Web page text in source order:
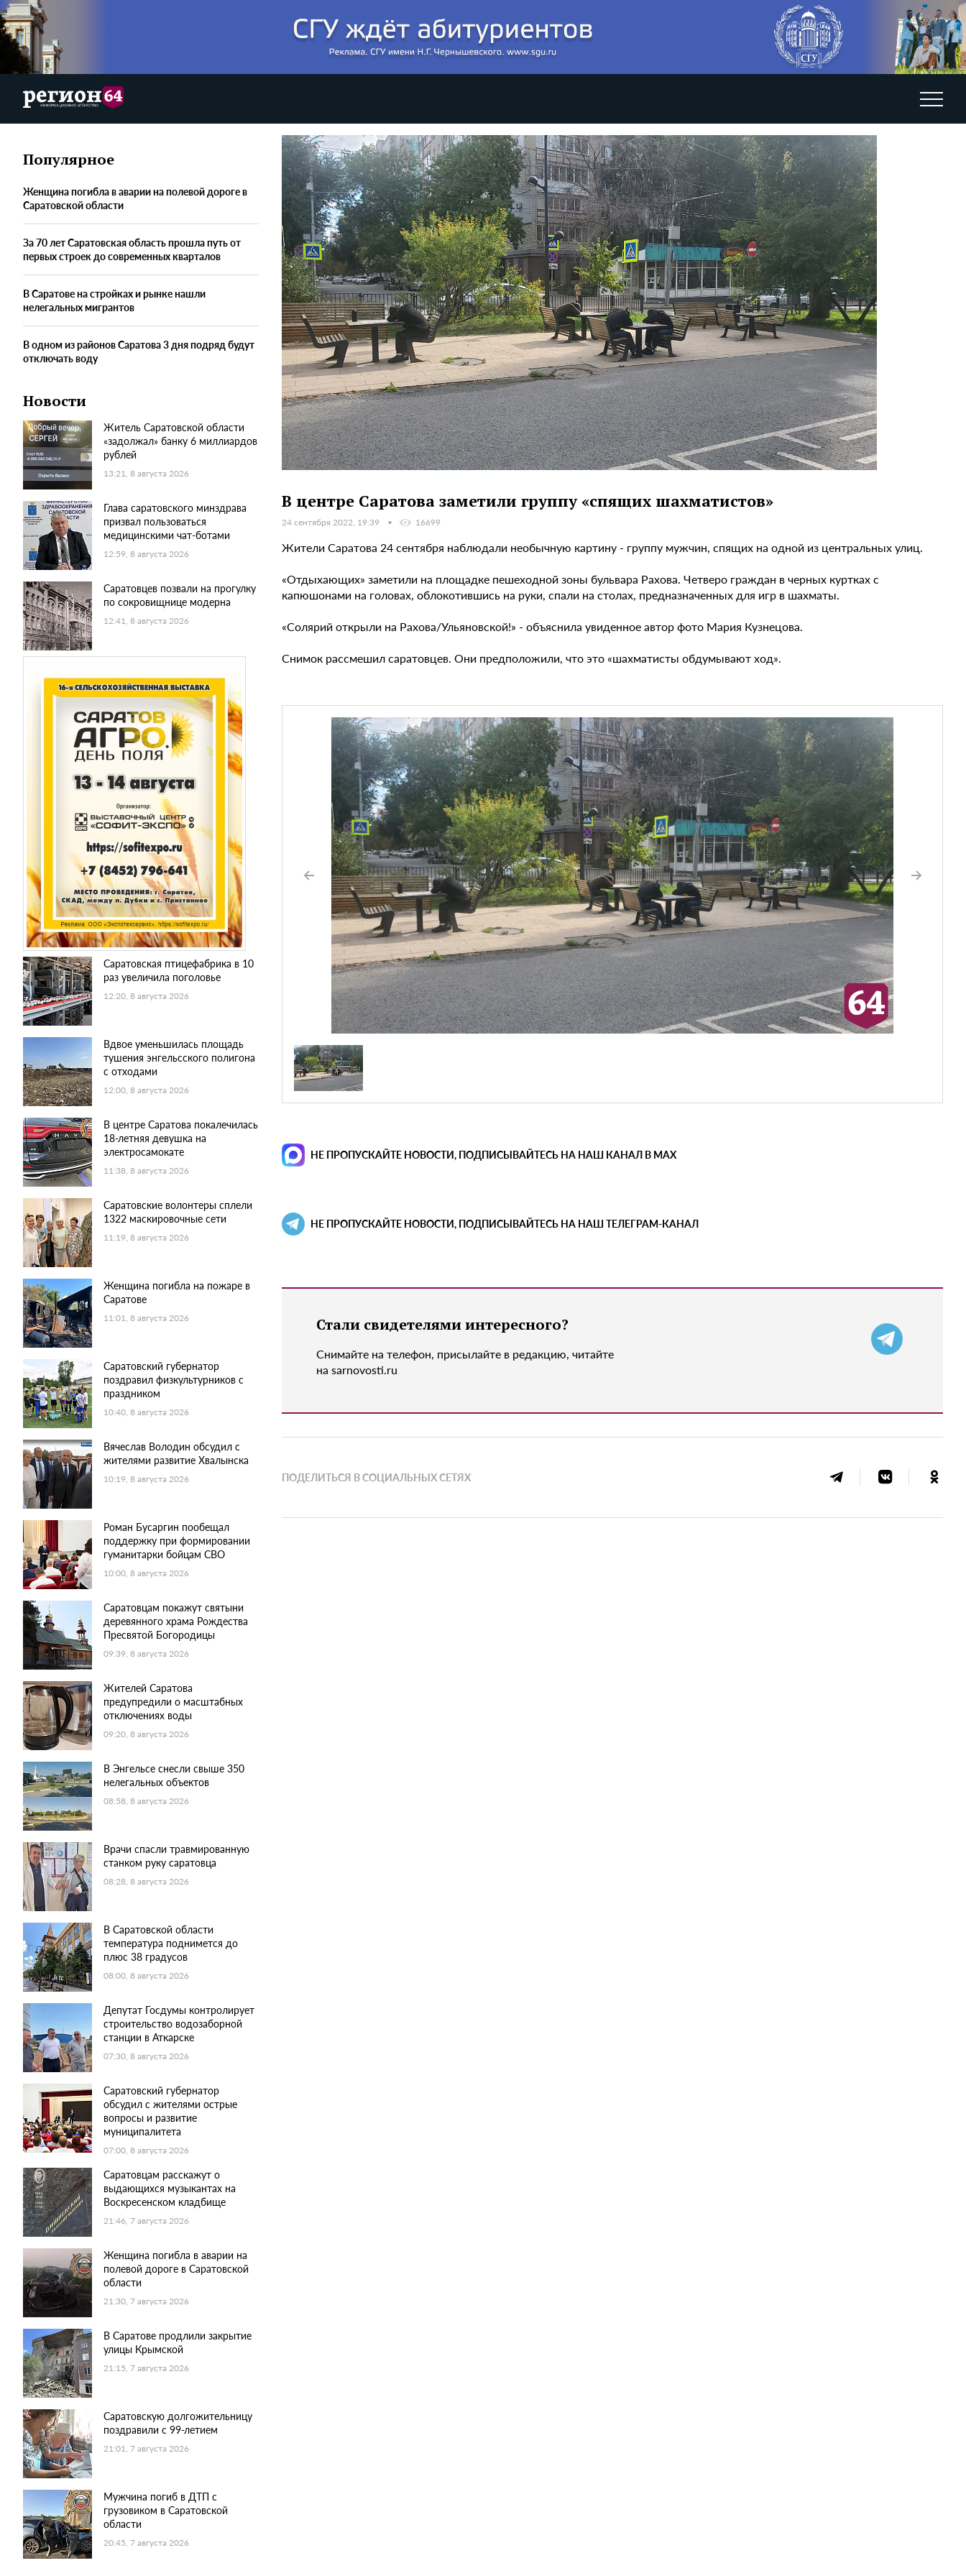
Популярное
Женщина погибла в аварии на полевой дороге в
Саратовской области
За 70 лет Саратовская область прошла путь от
первых строек до современных кварталов
В Саратове на стройках и рынке нашли
нелегальных мигрантов
В одном из районов Саратова 3 дня подряд будут
отключать воду
Новости
Житель Саратовской области
«задолжал» банку 6 миллиардов
рублей
13:21, 8 августа 2026
Глава саратовского минздрава
призвал пользоваться
медицинскими чат-ботами
12:59, 8 августа 2026
Саратовцев позвали на прогулку
по сокровищнице модерна
12:41, 8 августа 2026
Саратовская птицефабрика в 10
раз увеличила поголовье
12:20, 8 августа 2026
Вдвое уменьшилась площадь
тушения энгельсского полигона
с отходами
12:00, 8 августа 2026
В центре Саратова покалечилась
18-летняя девушка на
электросамокате
11:38, 8 августа 2026
Саратовские волонтеры сплели
1322 маскировочные сети
11:19, 8 августа 2026
Женщина погибла на пожаре в
Саратове
11:01, 8 августа 2026
Саратовский губернатор
поздравил физкультурников с
праздником
10:40, 8 августа 2026
Вячеслав Володин обсудил с
жителями развитие Хвалынска
10:19, 8 августа 2026
Роман Бусаргин пообещал
поддержку при формировании
гуманитарки бойцам СВО
10:00, 8 августа 2026
Саратовцам покажут святыни
деревянного храма Рождества
Пресвятой Богородицы
09:39, 8 августа 2026
Жителей Саратова
предупредили о масштабных
отключениях воды
09:20, 8 августа 2026
В Энгельсе снесли свыше 350
нелегальных объектов
08:58, 8 августа 2026
Врачи спасли травмированную
станком руку саратовца
08:28, 8 августа 2026
В Саратовской области
температура поднимется до
плюс 38 градусов
08:00, 8 августа 2026
Депутат Госдумы контролирует
строительство водозаборной
станции в Аткарске
07:30, 8 августа 2026
Саратовский губернатор
обсудил с жителями острые
вопросы и развитие
муниципалитета
07:00, 8 августа 2026
Саратовцам расскажут о
выдающихся музыкантах на
Воскресенском кладбище
21:46, 7 августа 2026
Женщина погибла в аварии на
полевой дороге в Саратовской
области
21:30, 7 августа 2026
В Саратове продлили закрытие
улицы Крымской
21:15, 7 августа 2026
Саратовскую долгожительницу
поздравили с 99-летием
21:01, 7 августа 2026
Мужчина погиб в ДТП с
грузовиком в Саратовской
области
20:45, 7 августа 2026
В центре Саратова заметили группу «спящих шахматистов»
24 сентября 2022, 19:39 16699
Жители Саратова 24 сентября наблюдали необычную картину - группу мужчин, спящих на одной из центральных улиц.
«Отдыхающих» заметили на площадке пешеходной зоны бульвара Рахова. Четверо граждан в черных куртках с
капюшонами на головах, облокотившись на руки, спали на столах, предназначенных для игр в шахматы.
«Солярий открыли на Рахова/Ульяновской!» - объяснила увиденное автор фото Мария Кузнецова.
Снимок рассмешил саратовцев. Они предположили, что это «шахматисты обдумывают ход».
НЕ ПРОПУСКАЙТЕ НОВОСТИ, ПОДПИСЫВАЙТЕСЬ НА НАШ КАНАЛ В MAX
НЕ ПРОПУСКАЙТЕ НОВОСТИ, ПОДПИСЫВАЙТЕСЬ НА НАШ ТЕЛЕГРАМ-КАНАЛ
Стали свидетелями интересного?
Снимайте на телефон, присылайте в редакцию, читайте
на sarnovosti.ru
ПОДЕЛИТЬСЯ В СОЦИАЛЬНЫХ СЕТЯХ